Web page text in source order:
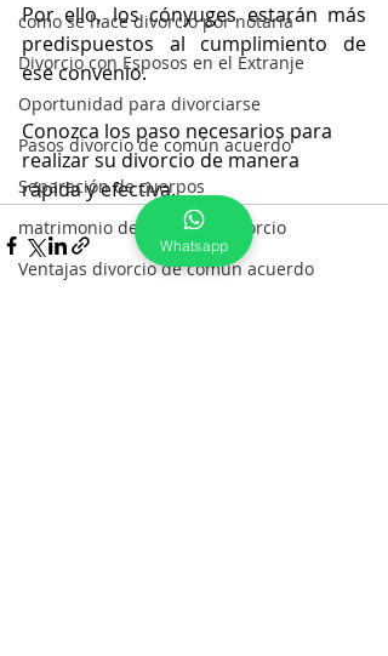
como se hace divorcio por notaria
Divorcio con Esposos en el Extranje
Oportunidad para divorciarse
Pasos divorcio de común acuerdo
Separación de cuerpos
matrimonio despues del divorcio
Ventajas divorcio de común acuerdo
Por ello, los cónyuges estarán más
predispuestos al cumplimiento de
ese convenio.
Conozca los paso necesarios para
realizar su divorcio de manera
rápida y efectiva.
Whatsapp